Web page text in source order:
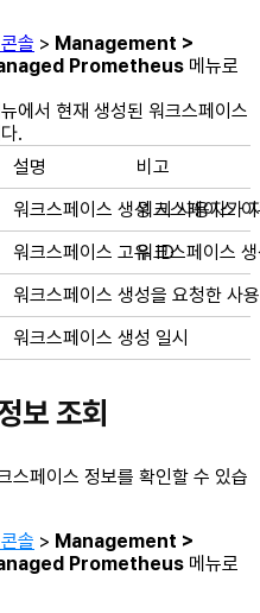
솔 > Management >
Prometheus 메뉴로
에서 현재 생성된 워크스페이스
.
설명
비고
워크스페이스 생성 시 사용자가
워크스페이스
워크스페이스 고유 ID워크스페이스
워크스페이스 생성을 요청한 사
워크스페이스 생성 일시
보 조회
스페이스 정보를 확인할 수 있습
솔 > Management >
Prometheus 메뉴로